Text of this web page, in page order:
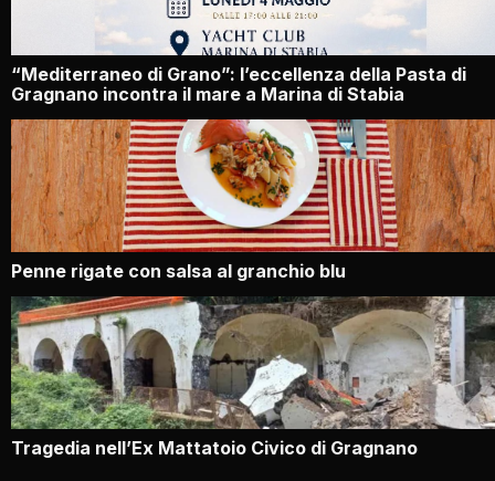
“Mediterraneo di Grano”: l’eccellenza della Pasta di
Gragnano incontra il mare a Marina di Stabia
Penne rigate con salsa al granchio blu
Tragedia nell’Ex Mattatoio Civico di Gragnano